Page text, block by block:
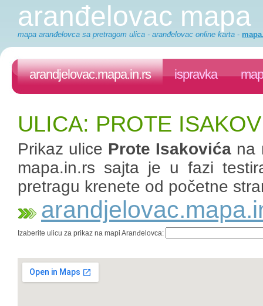
aranđelovac mapa
mapa aranđelovca sa pretragom ulica - aranđelovac online karta -
arandjelovac.mapa.in.rs ispravka
ULICA: PROTE
Prikaz ulice Prote Isakovića na
mapa.in.rs sajta je u fazi
pretragu krenete od početne
Izaberite ulicu za prikaz na mapi Aranđelovca: